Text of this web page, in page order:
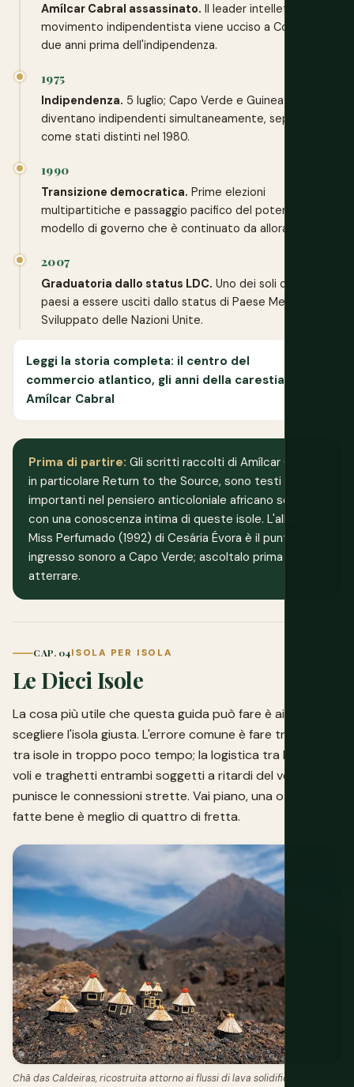
Amílcar Cabral assassinato. Il leader intellettuale del
movimento indipendentista viene ucciso a Conakry,
due anni prima dell'indipendenza.
1975
Indipendenza. 5 luglio; Capo Verde e Guinea-Bissau
diventano indipendenti simultaneamente, separandosi
come stati distinti nel 1980.
1990
Transizione democratica. Prime elezioni
multipartitiche e passaggio pacifico del potere, il
modello di governo che è continuato da allora.
2007
Graduatoria dallo status LDC. Uno dei soli cinque
paesi a essere usciti dallo status di Paese Meno
Sviluppato delle Nazioni Unite.
Leggi la storia completa: il centro del
commercio atlantico, gli anni della carestia e
Amílcar Cabral
Prima di partire: Gli scritti raccolti di Amílcar Cabral,
in particolare Return to the Source, sono testi
importanti nel pensiero anticoloniale africano scritti
con una conoscenza intima di queste isole. L'album
Miss Perfumado (1992) di Cesária Évora è il punto di
ingresso sonoro a Capo Verde; ascoltalo prima di
atterrare.
CAP. 04ISOLA PER ISOLA
Le Dieci Isole
La cosa più utile che questa guida può fare è aiutarti a
scegliere l'isola giusta. L'errore comune è fare troppi salti
tra isole in troppo poco tempo; la logistica tra le isole,
voli e traghetti entrambi soggetti a ritardi del vento,
punisce le connessioni strette. Vai piano, una o due isole
fatte bene è meglio di quattro di fretta.
Chã das Caldeiras, ricostruita attorno ai flussi di lava solidificati dopo